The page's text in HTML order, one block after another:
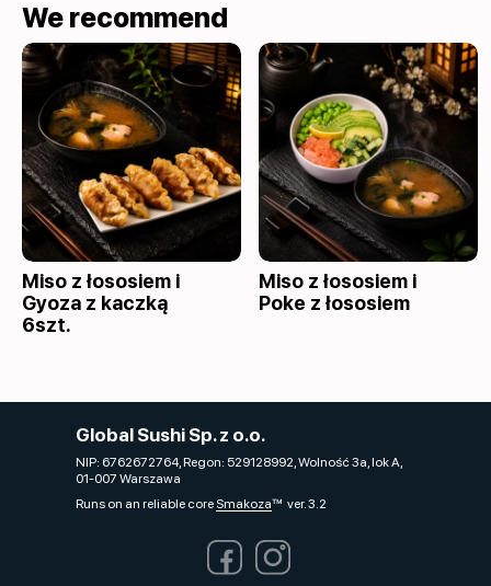
We recommend
Miso z łososiem i
Gyoza z kaczką
6szt.
Miso z łososiem i
Poke z łososiem
Global Sushi Sp. z o.o.
NIP: 6762672764, Regon: 529128992, Wolność 3a, lok A,
01-007 Warszawa
Runs on an reliable core Smakozaver. 3.2